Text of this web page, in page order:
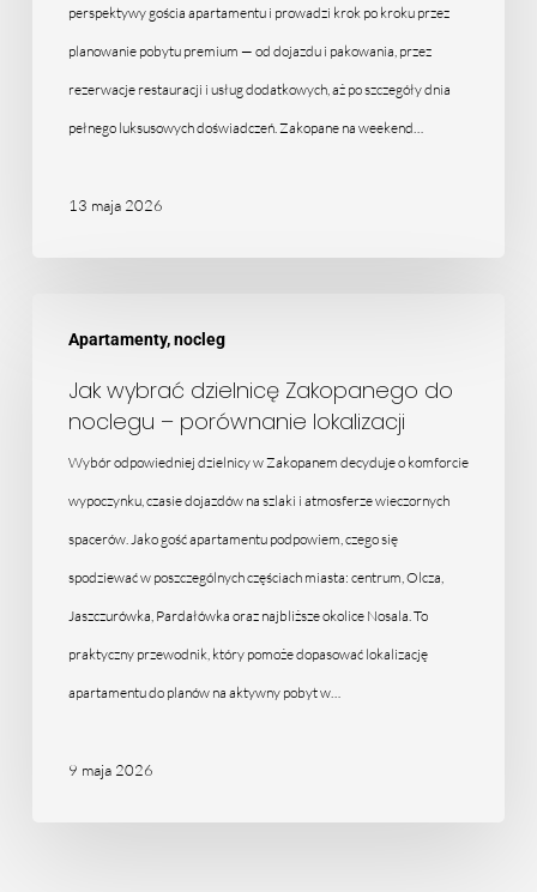
zaplanować
luksusowy
pobyt
perspektywy gościa apartamentu i prowadzi krok po kroku przez
planowanie pobytu premium — od dojazdu i pakowania, przez
rezerwacje restauracji i usług dodatkowych, aż po szczegóły dnia
pełnego luksusowych doświadczeń. Zakopane na weekend…
13 maja 2026
Apartamenty, nocleg
wybrać
dzielnicę
Zakopanego
noclegu
porównanie
lokalizacji
Jak wybrać dzielnicę Zakopanego do
noclegu – porównanie lokalizacji
Wybór odpowiedniej dzielnicy w Zakopanem decyduje o komforcie
wypoczynku, czasie dojazdów na szlaki i atmosferze wieczornych
spacerów. Jako gość apartamentu podpowiem, czego się
spodziewać w poszczególnych częściach miasta: centrum, Olcza,
Jaszczurówka, Pardałówka oraz najbliższe okolice Nosala. To
praktyczny przewodnik, który pomoże dopasować lokalizację
apartamentu do planów na aktywny pobyt w…
9 maja 2026